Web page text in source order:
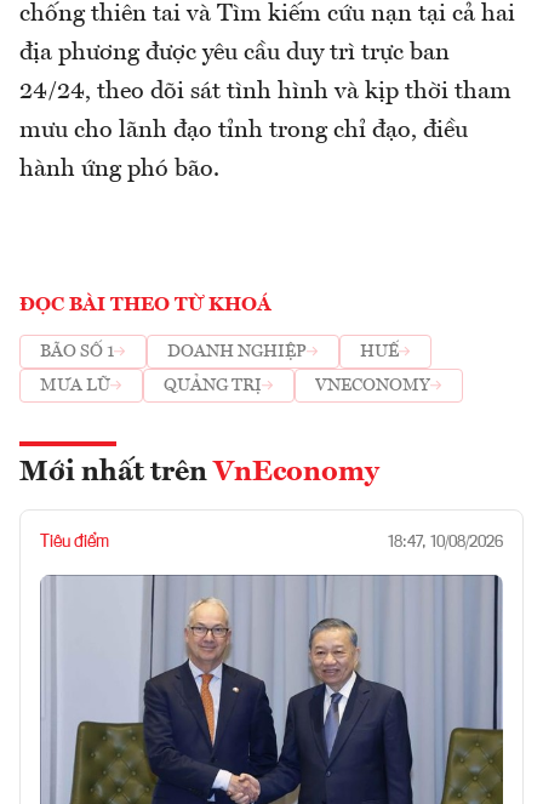
chống thiên tai và Tìm kiếm cứu nạn tại cả hai
địa phương được yêu cầu duy trì trực ban
24/24, theo dõi sát tình hình và kịp thời tham
mưu cho lãnh đạo tỉnh trong chỉ đạo, điều
hành ứng phó bão.
ĐỌC BÀI THEO TỪ KHOÁ
BÃO SỐ 1 DOANH NGHIỆP
HUẾ
MƯA LŨ
QUẢNG TRỊ VNECONOMY
Mới nhất trên VnEconomy
Tiêu điểm 18:47, 10/08/2026